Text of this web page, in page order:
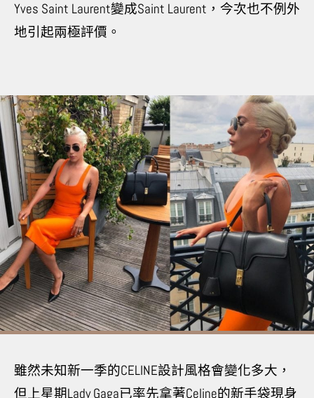
Yves Saint Laurent變成Saint Laurent ，今次也不例外
地引起兩極評價。
雖然未知新一季的CELINE設計風格會變化多大，
但上星期Lady Gaga已率先拿著Celine的新手袋現身